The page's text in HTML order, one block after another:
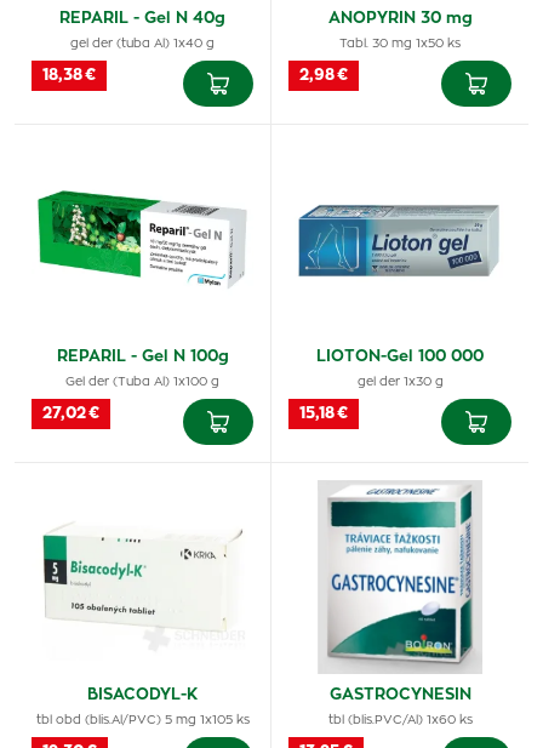
REPARIL - Gel N 40g
gel der (tuba Al) 1x40 g
18,38 €
ANOPYRIN 30 mg
Tabl. 30 mg 1x50 ks
2,98 €
REPARIL - Gel N 100g
Gel der (Tuba Al) 1x100 g
27,02 €
LIOTON-Gel 100 000
gel der 1x30 g
15,18 €
BISACODYL-K
tbl obd (blis.Al/PVC) 5 mg 1x105 ks
GASTROCYNESIN
tbl (blis.PVC/Al) 1x60 ks